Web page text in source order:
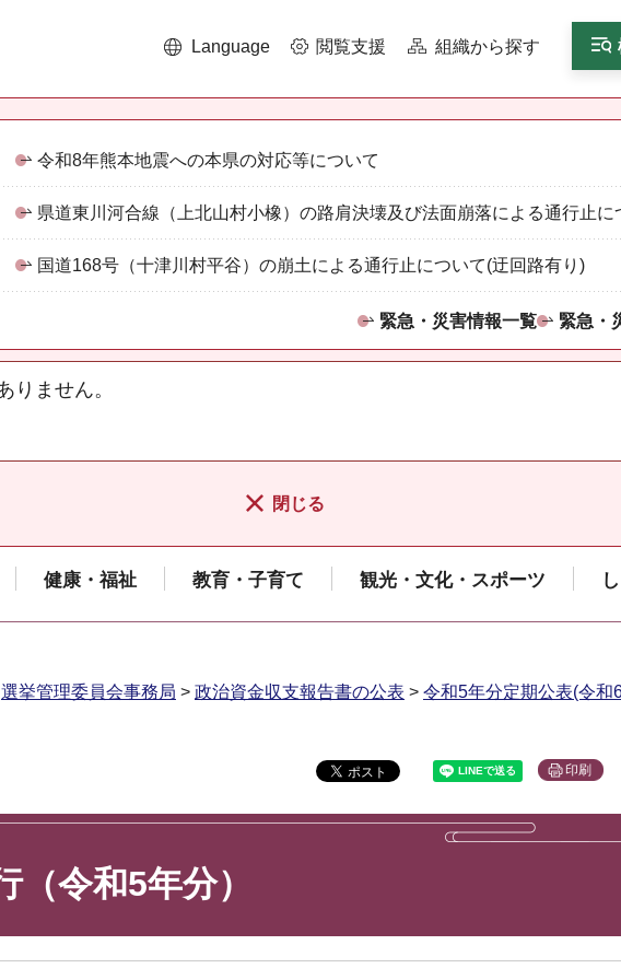
Language 閲覧支援 組織から探す
令和8年熊本地震への本県の対応等について
県道東川河合線（上北山村小橡）の路肩決壊及び法面崩落による通行止に
国道168号（十津川村平谷）の崩土による通行止について(迂回路有り)
緊急・災害情報一覧 緊急・
りません。
閉じる
健康・福祉 教育・子育て 観光・文化・スポーツ
選挙管理委員会事務局 > 政治資金収支報告書の公表 > 令和5年分定期公表(令和
印刷
令和5年分）